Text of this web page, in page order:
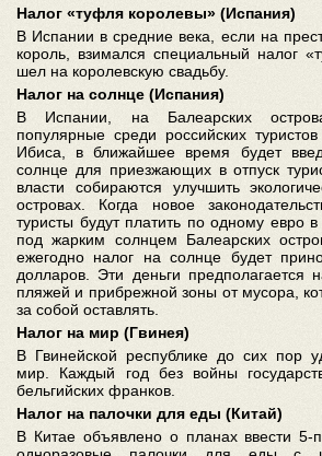
Налог «туфля королевы» (Испания)
В Испании в средние века, если на
король, взимался специальный налог
шел на королевскую свадьбу.
Налог на солнце (Испания)
В Испании, на Балеарских
популярные среди российских
Ибиса, в ближайшее время будет
солнце для приезжающих в отпуск
власти собираются улучшить
островах. Когда новое
туристы будут платить по одному евро
под жарким солнцем Балеарских
ежегодно налог на солнце будет
долларов. Эти деньги предполагается
пляжей и прибрежной зоны от мусора,
за собой оставлять.
Налог на мир (Гвинея)
В Гвинейской республике до сих пор
мир. Каждый год без войны
бельгийских франков.
Налог на палочки для еды (Китай)
В Китае объявлено о планах ввести 5-